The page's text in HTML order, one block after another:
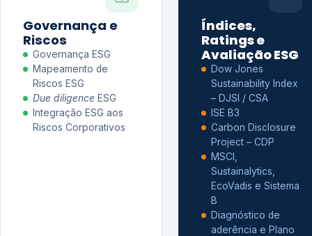
Governança e
Riscos
Governança ESG
Mapeamento de
Riscos ESG
Due diligence ESG
Integração ESG aos
Riscos Corporativos
Índices,
Ratings e
Avaliação ESG
Dow Jones
Sustainability Index
– DJSI / CSA
ISE B3
Carbon Disclosure
Project – CDP
MSCI,
Sustainalytics,
EcoVadis e Sistema
B
Diagnóstico de
aderência e Plano